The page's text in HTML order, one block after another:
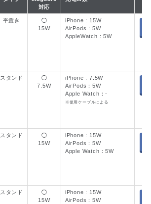
対応
平置き
◯
15W
iPhone : 15W
AirPods : 5W
AppleWatch : 5W
スタンド
◯
7.5W
iPhone : 7.5W
AirPods：5W
Apple Watch：-
※使用ケーブルによる
スタンド
◯
15W
iPhone : 15W
AirPods：5W
Apple Watch：5W
スタンド
◯
15W
iPhone : 15W
AirPods：5W